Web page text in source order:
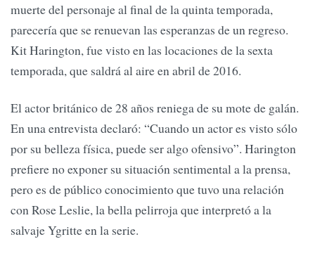
muerte del personaje al final de la quinta temporada,
parecería que se renuevan las esperanzas de un regreso.
Kit Harington, fue visto en las locaciones de la sexta
temporada, que saldrá al aire en abril de 2016.
El actor británico de 28 años reniega de su mote de galán.
En una entrevista declaró: “Cuando un actor es visto sólo
por su belleza física, puede ser algo ofensivo”. Harington
prefiere no exponer su situación sentimental a la prensa,
pero es de público conocimiento que tuvo una relación
con Rose Leslie, la bella pelirroja que interpretó a la
salvaje Ygritte en la serie.